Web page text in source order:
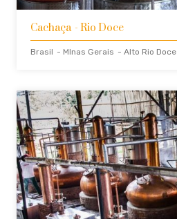
Cachaça - Rio Doce
Brasil - MInas Gerais - Alto Rio Doce